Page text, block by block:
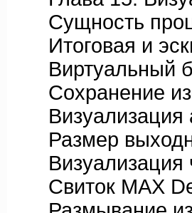
Сущность
Итоговая и
Виртуальный
Сохранение
Визуализация
Размер
Визуализация
Свиток MAX